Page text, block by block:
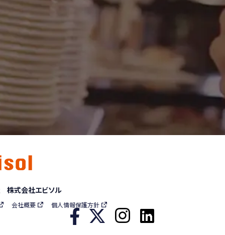
株式会社エビソル
会社概要 個人情報保護方針